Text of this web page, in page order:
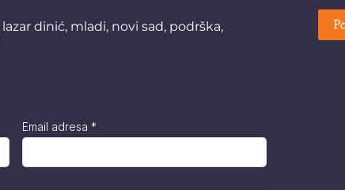
lazar dinić, mladi, novi sad, podrška,
Email adresa *